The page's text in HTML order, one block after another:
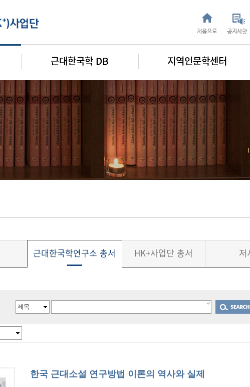
공지사항
처음으로
근대한국학 DB 지역인문학센터
근대한국학연구소 총서 HK+사업단 총서 저
한국 근대소설 연구방법 이론의 역사와 실제